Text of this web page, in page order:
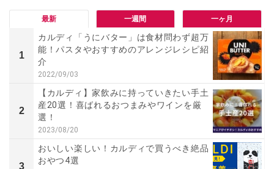
最新 一週間 一ヶ月
1
カルディ「うにバター」は食材問わず超万
能！パスタやおすすめのアレンジレシピ紹
介
2022/09/03
2
【カルディ】家飲みに持っていきたい手土
産20選！喜ばれるおつまみやワインを厳
選！
2023/08/20
3
おいしい楽しい！カルディで買うべき絶品
おやつ4選